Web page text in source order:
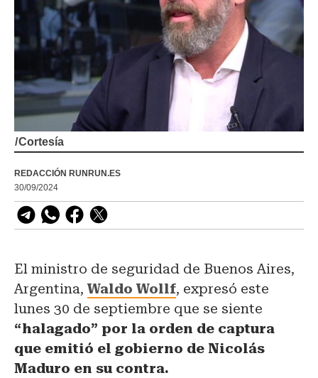
/Cortesía
REDACCIÓN RUNRUN.ES
30/09/2024
El ministro de seguridad de Buenos Aires,
Argentina,Waldo Wollf, expresó este
lunes 30 de septiembre que se siente
“halagado” por la orden de captura
que emitió el gobierno de Nicolás
Maduro en su contra.